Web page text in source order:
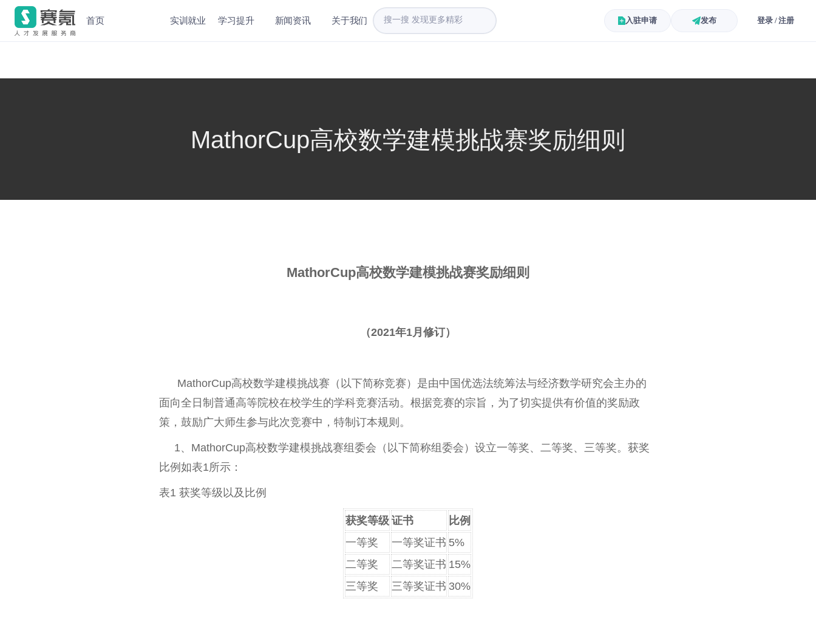
首页 实训就业 学习提升 新闻资讯 关于我们 入驻申请 发布 登录 / 注册
MathorCup高校数学建模挑战赛奖励细则
MathorCup高校数学建模挑战赛奖励细则
（2021年1月修订）
MathorCup高校数学建模挑战赛（以下简称竞赛）是由中国优选法统筹法与经济数学研究会主办的
面向全日制普通高等院校在校学生的学科竞赛活动。根据竞赛的宗旨，为了切实提供有价值的奖励政
策，鼓励广大师生参与此次竞赛中，特制订本规则。
1、MathorCup高校数学建模挑战赛组委会（以下简称组委会）设立一等奖、二等奖、三等奖。获奖
比例如表1所示：
表1 获奖等级以及比例
获奖等级 证书
比例
一等奖
一等奖证书 5%
二等奖
二等奖证书 15%
三等奖
三等奖证书 30%